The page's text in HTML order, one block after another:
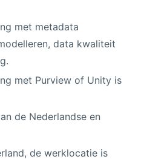
met metadata
data kwaliteit
met Purview of Unity is
de Nederlandse en
de werklocatie is